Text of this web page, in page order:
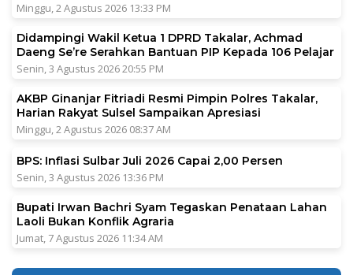
Minggu, 2 Agustus 2026 13:33 PM
Didampingi Wakil Ketua 1 DPRD Takalar, Achmad
Daeng Se’re Serahkan Bantuan PIP Kepada 106 Pelajar
Senin, 3 Agustus 2026 20:55 PM
AKBP Ginanjar Fitriadi Resmi Pimpin Polres Takalar,
Harian Rakyat Sulsel Sampaikan Apresiasi
Minggu, 2 Agustus 2026 08:37 AM
BPS: Inflasi Sulbar Juli 2026 Capai 2,00 Persen
Senin, 3 Agustus 2026 13:36 PM
Bupati Irwan Bachri Syam Tegaskan Penataan Lahan
Laoli Bukan Konflik Agraria
Jumat, 7 Agustus 2026 11:34 AM